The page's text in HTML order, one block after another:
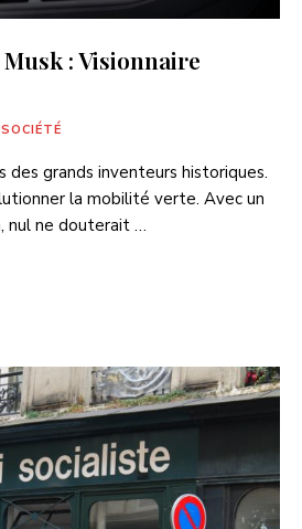
: Visionnaire
SOCIÉTÉ
des grands inventeurs historiques.
la mobilité verte. Avec un
nul ne douterait …